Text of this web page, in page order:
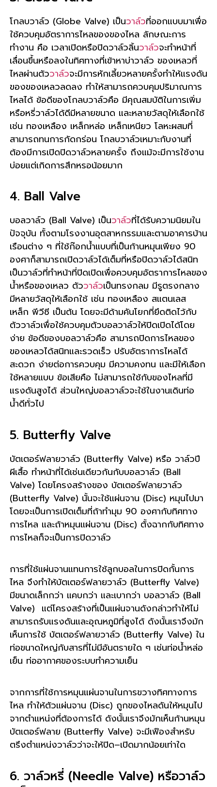
โกลบวาล์ว (Globe Valve) เป็นวาล์วที่ออกแบบมาเพื่อ
ใช้ควบคุมอัตราการไหลของของไหล ลักษณะการ
ทำงาน คือ เวลาเปิดหรือปิดวาล์วลิ้นวาล์วจะทำหน้าที่
เลื่อนขึ้นหรือลงในทิศทางที่เข้าหาบ่าวาล์ว ของเหลวที่
ไหลผ่านตัววาล์วจะมีการหักเลี้ยวหลายครั้งทำให้แรงดัน
ของของเหลวลดลง ทำให้สามารถควบคุมปริมาณการ
ไหลได้ ข้อดีของโกลบวาล์วคือ มีคุณสมบัติในการเพิ่ม
หรือหรี่วาล์วได้ดีมีหลายขนาด และหลายวัสดุให้เลือกใช้
เช่น ทองเหลือง เหล็กหล่อ เหล็กเหนียว โลหะผสมที่
สามารถทนการกัดกร่อน โกลบวาล์วเหมาะกับงานที่
ต้องมีการเปิดปิดวาล์วหลายครั้ง ถึงแม้จะมีการใช้งาน
บ่อยแต่เกิดการสึกหรอน้อยมาก
4. Ball Valve
บอลวาล์ว (Ball Valve) เป็นวาล์วที่ได้รับความนิยมใน
ปัจจุบัน ทั้งตามโรงงานอุตสาหกรรมและตามอาคารบ้าน
เรือนต่าง ๆ ที่ใช้ก๊อกน้ำแบบที่เป็นก้านหมุนเพียง 90
องศาก็สามารถเปิดวาล์วได้เต็มที่หรือปิดวาล์วได้สนิท
เป็นวาล์วที่ทำหน้าที่ปิดเปิดเพื่อควบคุมอัตราการไหลของ
น้ำหรือของเหลว ตัววาล์วเป็นทรงกลม มีรูตรงกลาง
มีหลายวัสดุให้เลือกใช้ เช่น ทองเหลือง สแตนเลส
เหล็ก พีวีซี เป็นต้น โดยจะมีด้ามคันโยกที่ยึดติดไว้กับ
ตัววาล์วเพื่อใช้ควบคุมตัวบอลวาล์วให้ปิดเปิดได้โดย
ง่าย ข้อดีของบอลวาล์วคือ สามารถปิดการไหลของ
ของเหลวได้สนิทและรวดเร็ว ปรับอัตราการไหลได้
สะดวก ง่ายต่อการควบคุม มีความคงทน และมีให้เลือก
ใช้หลายแบบ ข้อเสียคือ ไม่สามารถใช้กับของไหลที่มี
แรงดันสูงได้ ส่วนใหญ่บอลวาล์วจะใช้ในงานเดินท่อ
น้ำดีทั่วไป
5. Butterfly Valve
บัตเตอร์ฟลายวาล์ว (Butterfly Valve) หรือ วาล์วปี
ผีเสื้อ ทำหน้าที่ได้เช่นเดียวกันกับบอลวาล์ว (Ball
Valve) โดยโครงสร้างของ บัตเตอร์ฟลายวาล์ว
(Butterfly Valve) นั้นจะใช้แผ่นจาน (Disc) หมุนไปมา
โดยจะเป็นการเปิดเต็มที่ถ้าทำมุม 90 องศากับทิศทาง
การไหล และถ้าหมุนแผ่นจาน (Disc) ตั้งฉากกับทิศทาง
การไหลก็จะเป็นการปิดวาล์ว
การที่ใช้แผ่นจานแทนการใช้ลูกบอลในการปิดกั้นการ
ไหล จึงทำให้บัตเตอร์ฟลายวาล์ว (Butterfly Valve)
มีขนาดเล็กกว่า แคบกว่า และเบากว่า บอลวาล์ว (Ball
Valve) แต่โครงสร้างที่เป็นแผ่นจานดังกล่าวทำให้ไม่
สามารถรับแรงดันและอุณหภูมิที่สูงได้ ดังนั้นเราจึงมัก
เห็นการใช้ บัตเตอร์ฟลายวาล์ว (Butterfly Valve) ใน
ท่อขนาดใหญ่กับสารที่ไม่มีอันตรายใด ๆ เช่นท่อน้ำหล่อ
เย็น ท่ออากาศของระบบทำความเย็น
จากการที่ใช้การหมุนแผ่นจานในการขวางทิศทางการ
ไหล ทำให้ตัวแผ่นจาน (Disc) ถูกของไหลดันให้หมุนไป
จากตำแหน่งที่ต้องการได้ ดังนั้นเราจึงมักเห็นก้านหมุน
บัตเตอร์ฟลาย (Butterfly Valve) จะมีเฟืองสำหรับ
ตรึงตำแหน่งวาล์วว่าจะให้ปิด–เปิดมากน้อยเท่าใด
6. วาล์วหรี่ (Needle Valve) หรือวาล์ว